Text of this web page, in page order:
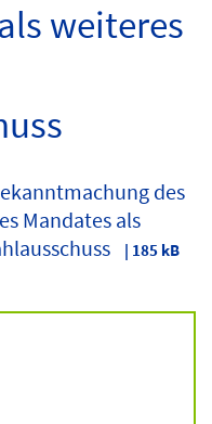
weiteres
des
Mandates als
| 185 kB